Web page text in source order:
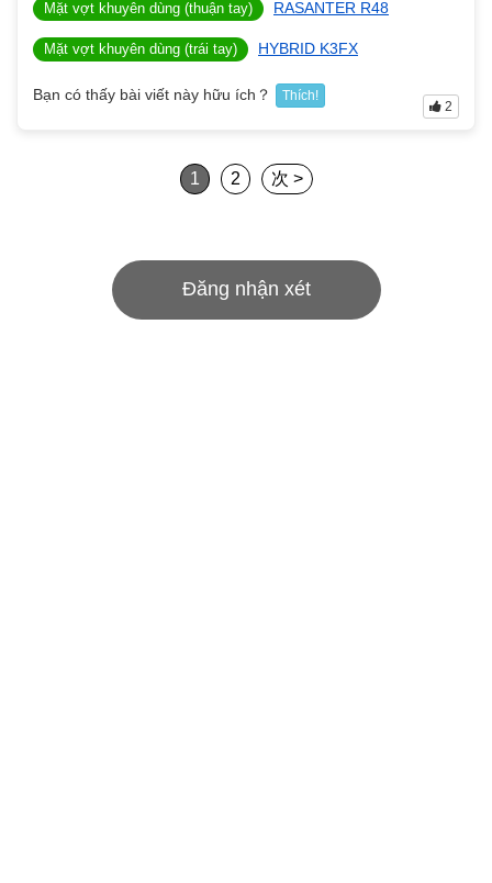
Mặt vợt khuyên dùng (thuận tay) RASANTER R48
Mặt vợt khuyên dùng (trái tay) HYBRID K3FX
Bạn có thấy bài viết này hữu ích？ Thích!
2
1 2 次 >
Đăng nhận xét